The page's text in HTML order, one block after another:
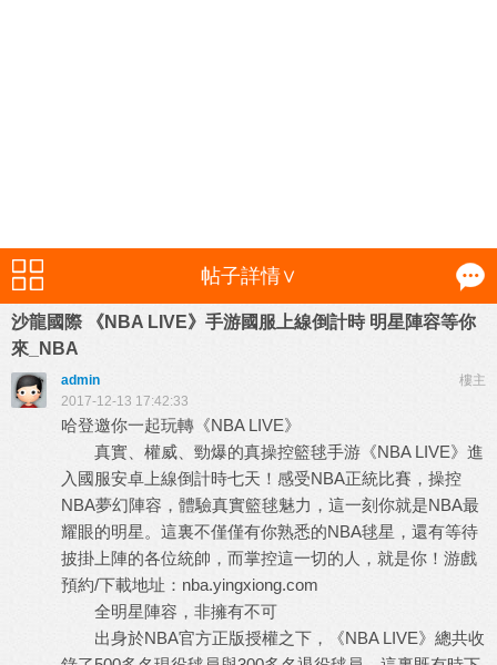
帖子詳情∨
沙龍國際 《NBA LIVE》手游國服上線倒計時 明星陣容等你
來_NBA
樓主
admin
2017-12-13 17:42:33
哈登邀你一起玩轉《NBA LIVE》
真實、權威、勁爆的真操控籃毬手游《NBA LIVE》進
入國服安卓上線倒計時七天！感受NBA正統比賽，操控
NBA夢幻陣容，體驗真實籃毬魅力，這一刻你就是NBA最
耀眼的明星。這裏不僅僅有你熟悉的NBA毬星，還有等待
披掛上陣的各位統帥，而掌控這一切的人，就是你！游戲
預約/下載地址：nba.yingxiong.com
全明星陣容，非擁有不可
出身於NBA官方正版授權之下，《NBA LIVE》總共收